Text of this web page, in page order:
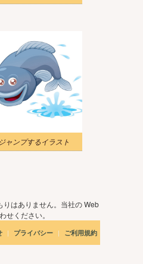
ャンプするイラスト
はありません。当社の Web
ください。
| プライバシー | ご利用規約